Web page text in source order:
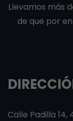
Llevamos más
de que por
Calle Padilla 14,